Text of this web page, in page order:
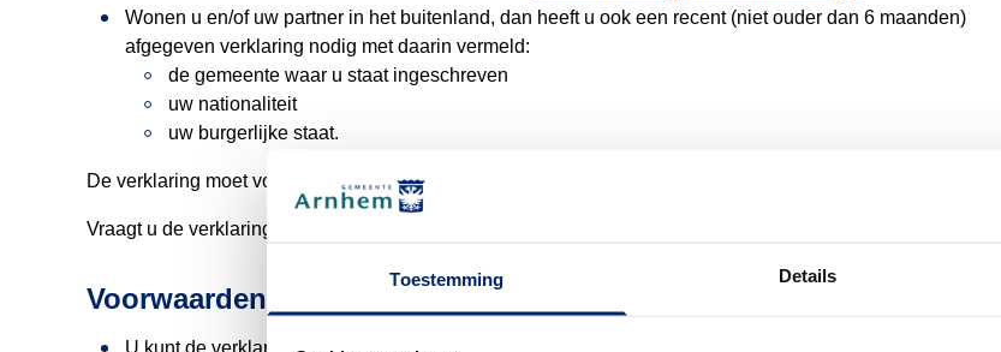
Toestemming Details
Wonen u en/of uw partner in het buitenland, dan heeft u ook een recent (niet ouder dan 6 maanden)
afgegeven verklaring nodig met daarin vermeld:
de gemeente waar u staat ingeschreven
uw nationaliteit
uw burgerlijke staat.
De verklaring moet voldoen aande eisen voor legalisatie en vertaling
Vraagt u de verklaring aan bij de balie, neem de documenten dan mee naar de afspraak.
Voorwaarden
U kunt de verklaring van huwelijksbevoegdheid alleen aanvragen als tenminste 1 van u de Nederlandse